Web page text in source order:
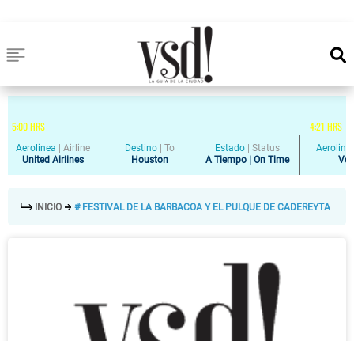
5:00HRS 4:21 HRS
Aerolinea
Airline
United Airlines
Destino
To
Houston
Estado
Status
A Tiempo | On Time
INICIO # FESTIVAL DE LA BARBACOA Y EL PULQUE DE CADEREYTA